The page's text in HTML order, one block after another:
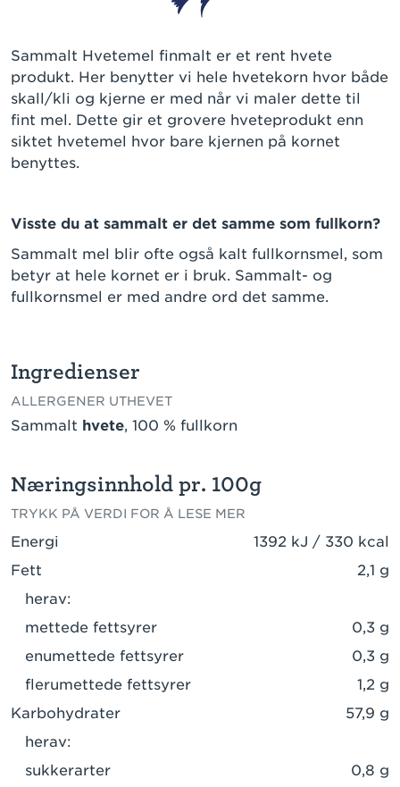
Sammalt Hvetemel finmalt er et rent hvete
produkt. Her benytter vi hele hvetekorn hvor både
skall/kli og kjerne er med når vi maler dette til
fint mel. Dette gir et grovere hveteprodukt enn
siktet hvetemel hvor bare kjernen på kornet
benyttes.
Visste du at sammalt er det samme som fullkorn?
Sammalt mel blir ofte også kalt fullkornsmel, som
betyr at hele kornet er i bruk. Sammalt- og
fullkornsmel er med andre ord det samme.
Ingredienser
ALLERGENER UTHEVET
Sammalt hvete, 100 % fullkorn
Næringsinnhold pr. 100g
TRYKK PÅ VERDI FOR Å LESE MER
Energi
1392 kJ / 330 kcal
Fett
2,1 g
herav:
mettede fettsyrer
0,3 g
enumettede fettsyrer
0,3 g
flerumettede fettsyrer
1,2 g
Karbohydrater
57,9 g
herav:
sukkerarter
0,8 g